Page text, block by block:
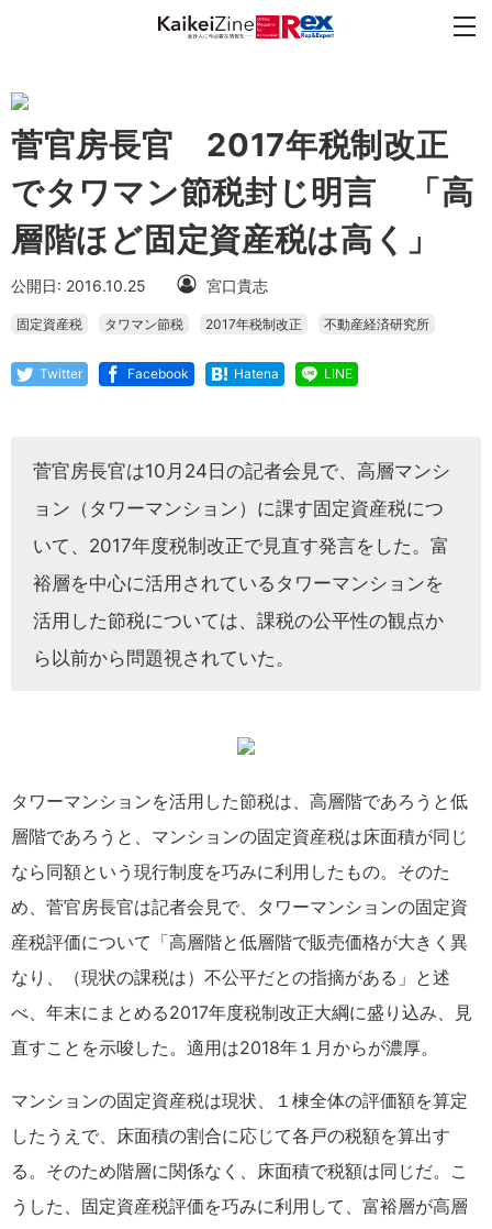
菅官房長官 2017年税制改正
でタワマン節税封じ明言 「高
層階ほど固定資産税は高く」
公開日: 2016.10.25 宮口貴志
固定資産税 タワマン節税 2017年税制改正 不動産経済研究所
Twitter Facebook Hatena LINE
菅官房長官は10月24日の記者会見で、高層マンシ
ョン（タワーマンション）に課す固定資産税につ
いて、2017年度税制改正で見直す発言をした。富
裕層を中心に活用されているタワーマンションを
活用した節税については、課税の公平性の観点か
ら以前から問題視されていた。
タワーマンションを活用した節税は、高層階であろうと低
層階であろうと、マンションの固定資産税は床面積が同じ
なら同額という現行制度を巧みに利用したもの。そのた
め、菅官房長官は記者会見で、タワーマンションの固定資
産税評価について「高層階と低層階で販売価格が大きく異
なり、（現状の課税は）不公平だとの指摘がある」と述
べ、年末にまとめる2017年度税制改正大綱に盛り込み、見
直すことを示唆した。適用は2018年１月からが濃厚。
マンションの固定資産税は現状、１棟全体の評価額を算定
したうえで、床面積の割合に応じて各戸の税額を算出す
る。そのため階層に関係なく、床面積で税額は同じだ。こ
うした、固定資産税評価を巧みに利用して、富裕層が高層